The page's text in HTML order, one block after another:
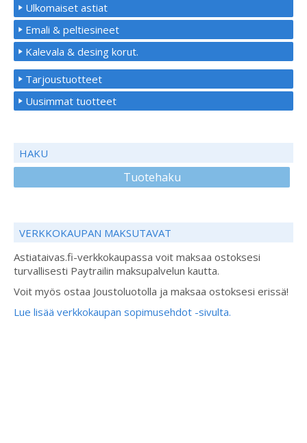
Ulkomaiset astiat
Emali & peltiesineet
Kalevala & desing korut.
Tarjoustuotteet
Uusimmat tuotteet
HAKU
Tuotehaku
VERKKOKAUPAN MAKSUTAVAT
Astiataivas.fi-verkkokaupassa voit maksaa ostoksesi
turvallisesti Paytrailin maksupalvelun kautta.
Voit myös ostaa Joustoluotolla ja maksaa ostoksesi erissä!
Lue lisää verkkokaupan sopimusehdot -sivulta.